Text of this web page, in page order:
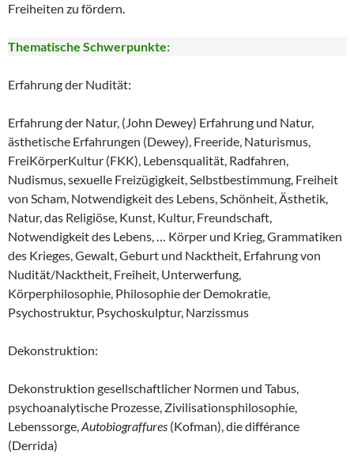
Freiheiten zu fördern.
Thematische Schwerpunkte:
Erfahrung der Nudität:
Erfahrung der Natur, (John Dewey) Erfahrung und Natur,
ästhetische Erfahrungen (Dewey), Freeride, Naturismus,
FreiKörperKultur (FKK), Lebensqualität, Radfahren,
Nudismus, sexuelle Freizügigkeit, Selbstbestimmung, Freiheit
von Scham, Notwendigkeit des Lebens, Schönheit, Ästhetik,
Natur, das Religiöse, Kunst, Kultur, Freundschaft,
Notwendigkeit des Lebens, … Körper und Krieg, Grammatiken
des Krieges, Gewalt, Geburt und Nacktheit, Erfahrung von
Nudität/Nacktheit, Freiheit, Unterwerfung,
Körperphilosophie, Philosophie der Demokratie,
Psychostruktur, Psychoskulptur, Narzissmus
Dekonstruktion:
Dekonstruktion gesellschaftlicher Normen und Tabus,
psychoanalytische Prozesse, Zivilisationsphilosophie,
Lebenssorge,Autobiograffures (Kofman), die différance
(Derrida)